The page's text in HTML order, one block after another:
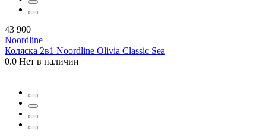
43 900
Noordline
Коляска 2в1 Noordline Olivia Classic Sea
0.0 Нет в наличии